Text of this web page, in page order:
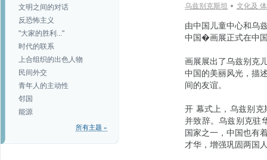
文明之间的对话
反恐怖主义
"大家的胜利..."
时代的联系
上合组织的出色人物
民间外交
青年人的主动性
邻国
能源
所有主题 »
乌兹别克斯坦 文化及
由中国儿童中心和乌
中国�画展正式在中
画展展出了乌兹别克
中国的美丽风光，描
间的友谊。
开 幕式上，乌兹别克
并致辞。乌兹别克驻
国家之一，中国也有
才华，增强巩固两国